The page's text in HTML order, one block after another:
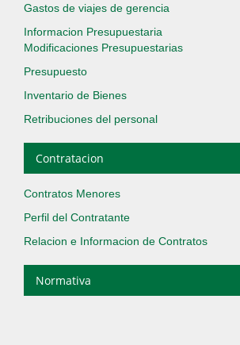
Gastos de viajes de gerencia
Informacion Presupuestaria
Modificaciones Presupuestarias
Presupuesto
Inventario de Bienes
Retribuciones del personal
Contratacion
Contratos Menores
Perfil del Contratante
Relacion e Informacion de Contratos
Normativa